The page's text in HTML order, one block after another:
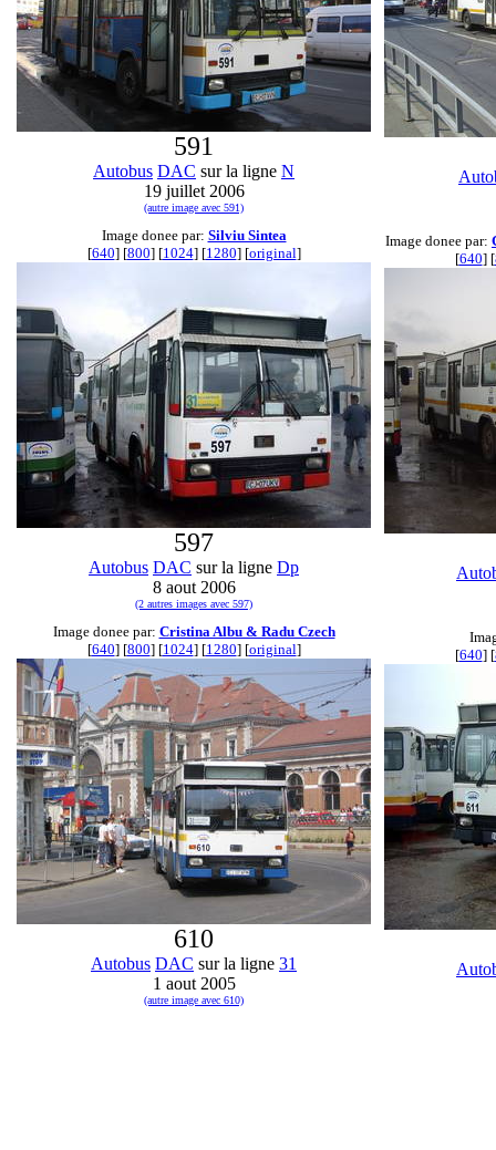
591
Autobus DAC sur la ligne N
19 juillet 2006
(autre image avec 591)
Image donee par: Silviu Sintea
[640] [800] [1024] [1280] [original]
597
Autobus DAC sur la ligne Dp
8 aout 2006
(2 autres images avec 597)
Image donee par:
[640] [
Image donee par: Cristina Albu & Radu Czech
[640] [800] [1024] [1280] [original]
610
Autobus DAC sur la ligne 31
1 aout 2005
(autre image avec 610)
[640] [